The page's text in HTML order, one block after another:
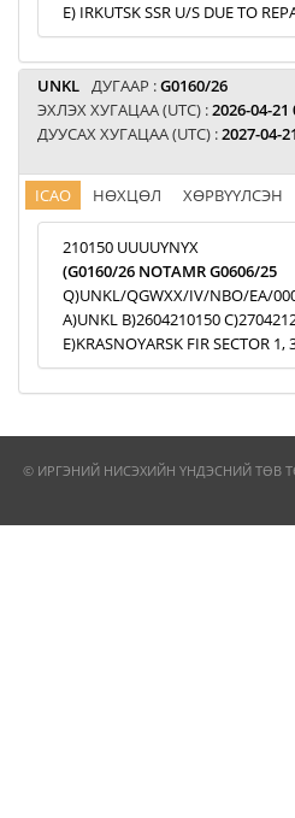
E) IRKUTSK SSR U/S DUE TO
UNKL ДУГААР :G0160/26
ЭХЛЭХ ХУГАЦАА (UTC) :2026-04-21
ДУУСАХ ХУГАЦАА (UTC) :2027-04-
ICAO НӨХЦӨЛ ХӨРВҮҮЛСЭН
210150 UUUUYNYX
(G0160/26 NOTAMR G0606/25
Q)UNKL/QGWXX/IV/NBO/EA/
A)UNKL B)2604210150
E)KRASNOYARSK FIR SECTOR
© ИРГЭНИЙ НИСЭХИЙН ҮНДЭСНИЙ ТӨВ